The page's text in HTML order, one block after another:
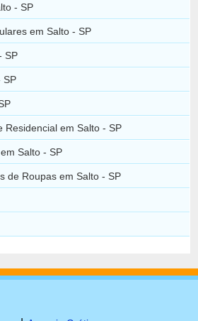
- SP
em Salto - SP
SP
SP
Residencial em Salto - SP
Salto - SP
de Roupas em Salto - SP